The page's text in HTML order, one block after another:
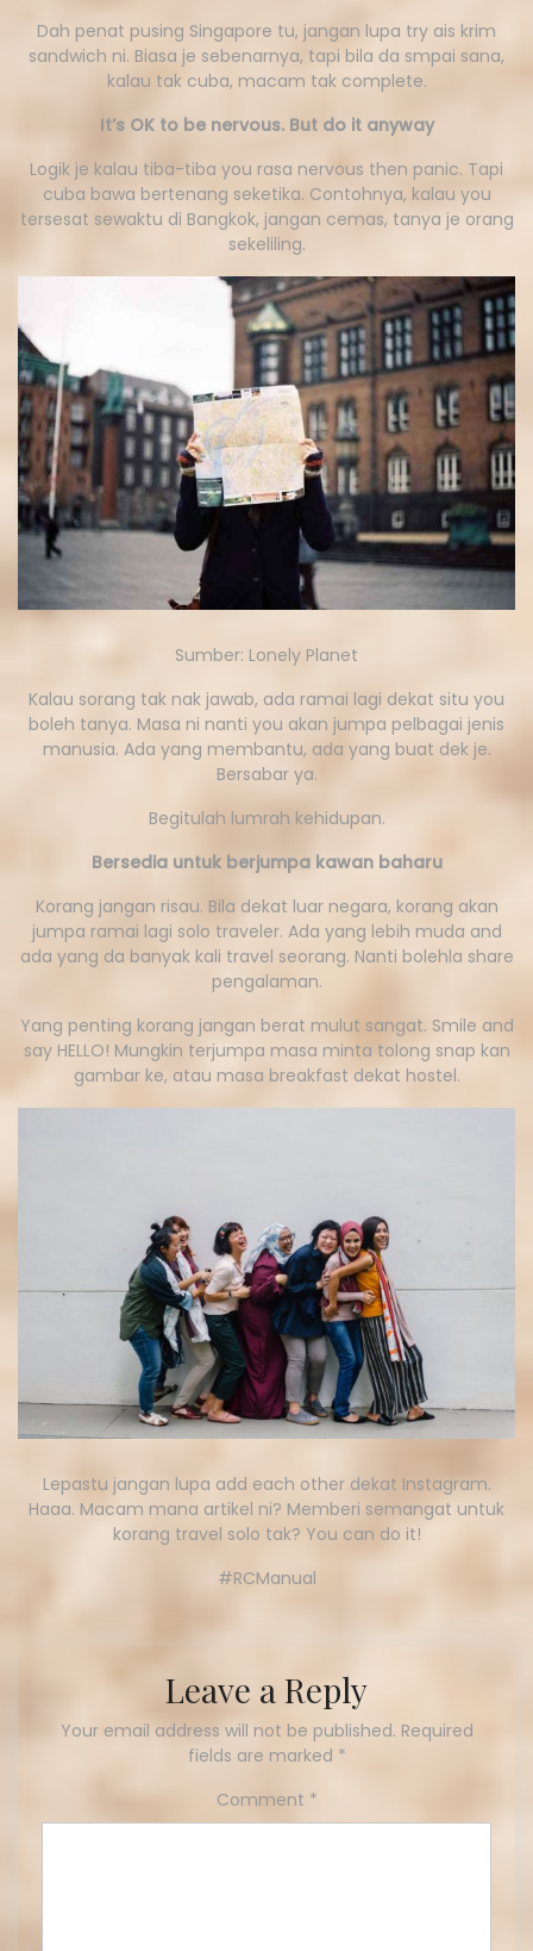
Dah penat pusing Singapore tu, jangan lupa try ais krim
sandwich ni. Biasa je sebenarnya, tapi bila da smpai sana,
kalau tak cuba, macam tak complete.
It’s OK to be nervous. But do it anyway
Logik je kalau tiba-tiba you rasa nervous then panic. Tapi
cuba bawa bertenang seketika. Contohnya, kalau you
tersesat sewaktu di Bangkok, jangan cemas, tanya je orang
sekeliling.
Sumber: Lonely Planet
Kalau sorang tak nak jawab, ada ramai lagi dekat situ you
boleh tanya. Masa ni nanti you akan jumpa pelbagai jenis
manusia. Ada yang membantu, ada yang buat dek je.
Bersabar ya.
Begitulah lumrah kehidupan.
Bersedia untuk berjumpa kawan baharu
Korang jangan risau. Bila dekat luar negara, korang akan
jumpa ramai lagi solo traveler. Ada yang lebih muda and
ada yang da banyak kali travel seorang. Nanti bolehla share
pengalaman.
Yang penting korang jangan berat mulut sangat. Smile and
say HELLO! Mungkin terjumpa masa minta tolong snap kan
gambar ke, atau masa breakfast dekat hostel.
Lepastu jangan lupa add each other dekat Instagram.
Haaa. Macam mana artikel ni? Memberi semangat untuk
korang travel solo tak? You can do it!
#RCManual
Leave a Reply
Your email address will not be published. Required
fields are marked *
Comment *